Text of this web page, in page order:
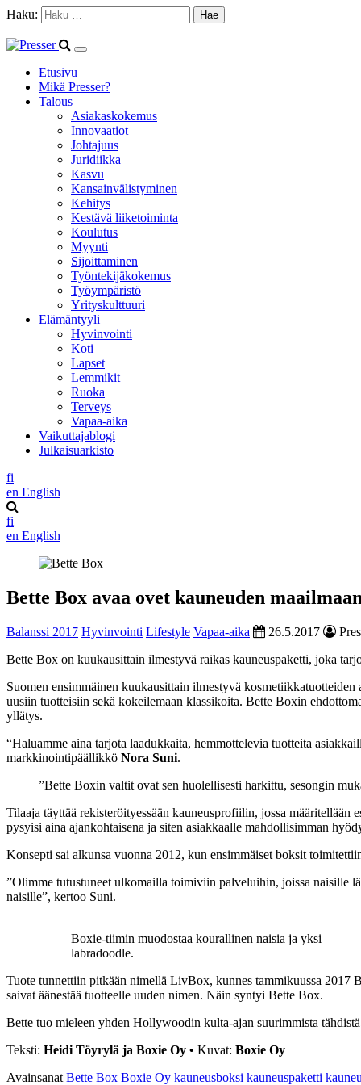
Haku:
Etusivu
Mikä Presser?
Talous
Asiakaskokemus
Innovaatiot
Johtajuus
Juridiikka
Kasvu
Kansainvälistyminen
Kehitys
Kestävä liiketoiminta
Koulutus
Myynti
Sijoittaminen
Työntekijäkokemus
Työympäristö
Yrityskulttuuri
Elämäntyyli
Hyvinvointi
Koti
Lapset
Lemmikit
Ruoka
Terveys
Vapaa-aika
Vaikuttajablogi
Julkaisuarkisto
fi
en English
fi
en English
Bette Box avaa ovet kauneuden
Balanssi 2017 Hyvinvointi Lifestyle Vapaa-aika 26.5.2017
Bette Box on kuukausittain ilmestyvä raikas kauneuspaketti, joka
Suomen ensimmäinen kuukausittain ilmestyvä kosmetiikkatuotteiden
uusiin tuotteisiin sekä kokeilemaan klassikoita. Bette Boxin
yllätys.
“Haluamme aina tarjota laadukkaita, hemmottelevia tuotteita
markkinointipäällikkö Nora Suni.
”Bette Boxin valtit ovat sen huolellisesti harkittu, sesongin
Tilaaja täyttää rekisteröityessään kauneusprofiilin, jossa
pysyisi aina ajankohtaisena ja siten asiakkaalle mahdollisimman
Konsepti sai alkunsa vuonna 2012, kun ensimmäiset boksit
”Olimme tutustuneet ulkomailla toimiviin palveluihin, joissa naisille
naisille”, kertoo Suni.
Boxie-tiimin muodostaa kourallinen naisia ja yksi
labradoodle.
Tuote tunnettiin pitkään nimellä LivBox, kunnes tammikuussa
saivat äänestää tuotteelle uuden nimen. Näin syntyi Bette Box.
Bette tuo mieleen yhden Hollywoodin kulta-ajan suurimmista
Teksti: Heidi Töyrylä ja Boxie Oy • Kuvat: Boxie Oy
Avainsanat Bette Box Boxie Oy kauneusboksi kauneuspaketti